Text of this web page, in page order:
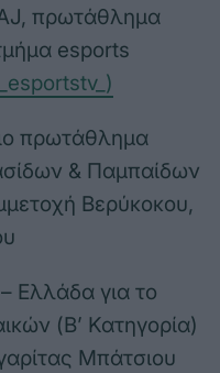
πρωτάθλημα
esports
πρωτάθλημα
& Παμπαίδων
Βερύκοκου,
Ελλάδα για το
(Β’ Κατηγορία)
Μπάτσιου